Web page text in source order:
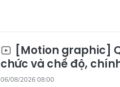
[Motion graphic]
chức và chế độ,
06/08/2026 08:00